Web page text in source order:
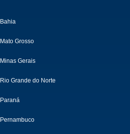
Bahia
Mato Grosso
Minas Gerais
Rio Grande do Norte
Paraná
Pernambuco